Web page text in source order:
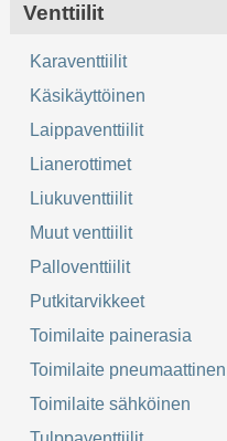
Venttiilit
Karaventtiilit
Käsikäyttöinen
Laippaventtiilit
Lianerottimet
Liukuventtiilit
Muut venttiilit
Palloventtiilit
Putkitarvikkeet
Toimilaite painerasia
Toimilaite pneumaattinen
Toimilaite sähköinen